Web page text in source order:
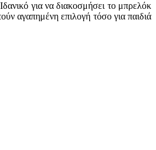
για να διακοσμήσει το μπρελόκ
αγαπημένη επιλογή τόσο για παιδιά